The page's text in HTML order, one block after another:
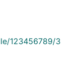
123456789/3